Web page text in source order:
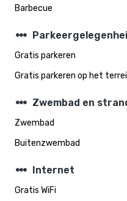
Barbecue
steppers
Gratis parkeren
Gratis parkeren op het
steppers Zwembad en
Zwembad
Buitenzwembad
steppers Internet
Gratis WiFi